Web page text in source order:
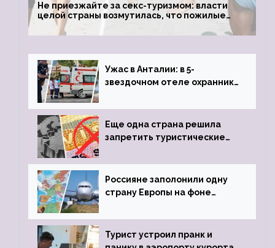
Не приезжайте за секс-туризмом: власти
целой страны возмутилась, что пожилые
туристки массово едут к ним, чтобы
обзавестись молодыми любовниками
Ужас в Анталии: в 5-
звездочном отеле охранник
пистолета
Еще одна страна решила
запретить туристические
Россияне заполонили одну
страну Европы на фоне
виз
Турист устроил пранк и